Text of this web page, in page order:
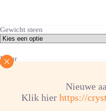
Nieuwe
Klik hier https://
Gewicht steen
Kleur
Rhyoliet